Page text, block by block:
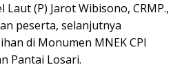
(P) Jarot Wibisono, CRMP.,
peserta, selanjutnya
di Monumen MNEK CPI
Pantai Losari.